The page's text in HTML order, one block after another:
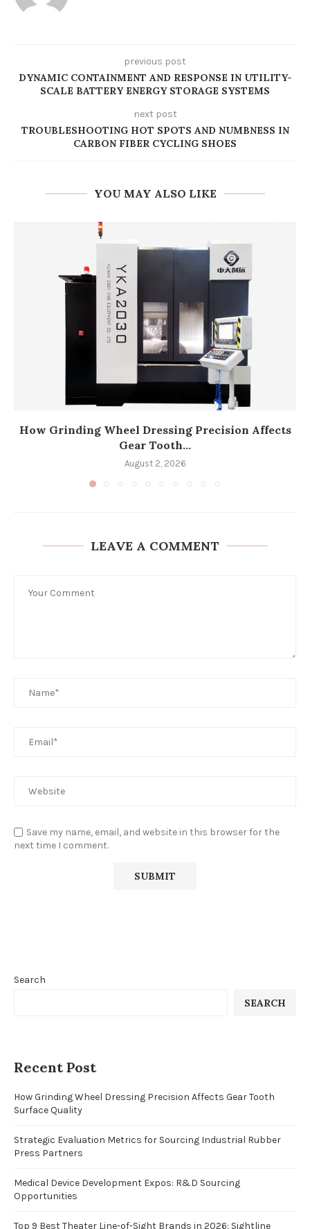
previous post
DYNAMIC CONTAINMENT AND RESPONSE IN UTILITY-
SCALE BATTERY ENERGY STORAGE SYSTEMS
next post
TROUBLESHOOTING HOT SPOTS AND NUMBNESS IN
CARBON FIBER CYCLING SHOES
YOU MAY ALSO LIKE
How Grinding Wheel Dressing Precision Affects
Gear Tooth...
August 2, 2026
LEAVE A COMMENT
Save my name, email, and website in this browser for the
next time I comment.
Search
SEARCH
Recent Post
How Grinding Wheel Dressing Precision Affects Gear Tooth
Surface Quality
Strategic Evaluation Metrics for Sourcing Industrial Rubber
Press Partners
Medical Device Development Expos: R&D Sourcing
Opportunities
Top 9 Best Theater Line-of-Sight Brands in 2026: Sightline